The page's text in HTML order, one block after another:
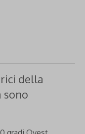
della
sono